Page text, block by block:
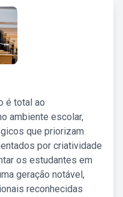
é total ao
ambiente escolar,
que priorizam
por criatividade
os estudantes em
geração notável,
reconhecidas